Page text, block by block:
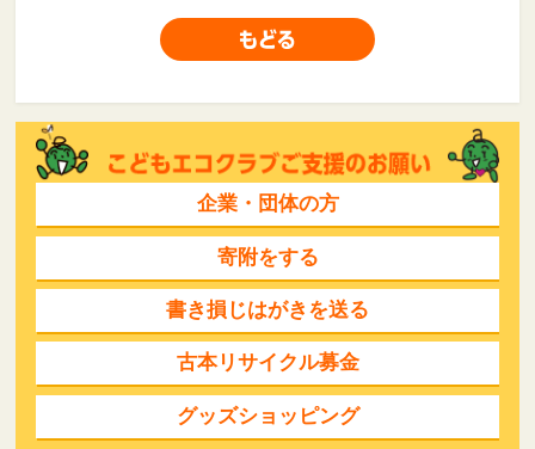
企業・団体の方
寄附をする
書き損じはがきを送る
古本リサイクル募金
グッズショッピング